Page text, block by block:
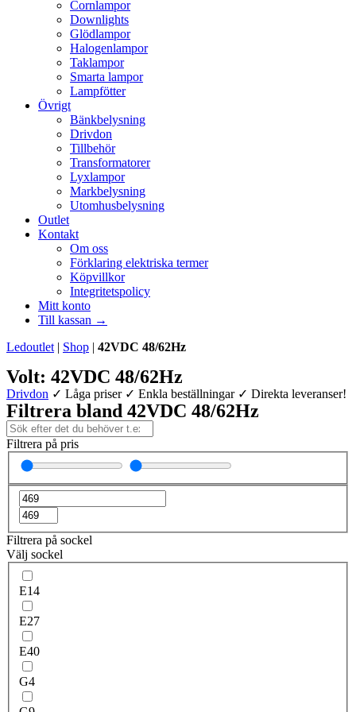
Cornlampor
Downlights
Glödlampor
Halogenlampor
Taklampor
Smarta lampor
Lampfötter
Övrigt
Bänkbelysning
Drivdon
Tillbehör
Transformatorer
Lyxlampor
Markbelysning
Utomhusbelysning
Outlet
Kontakt
Om oss
Förklaring elektriska termer
Köpvillkor
Integritetspolicy
Mitt konto
Till kassan →
Ledoutlet | Shop | 42VDC 48/62Hz
Volt: 42VDC 48/62Hz
Drivdon ✓ Låga priser ✓ Enkla beställningar ✓ Direkta leveranser!
Filtrera bland 42VDC 48/62Hz
Filtrera på pris
Filtrera på sockel
Välj sockel
E14
E27
E40
G4